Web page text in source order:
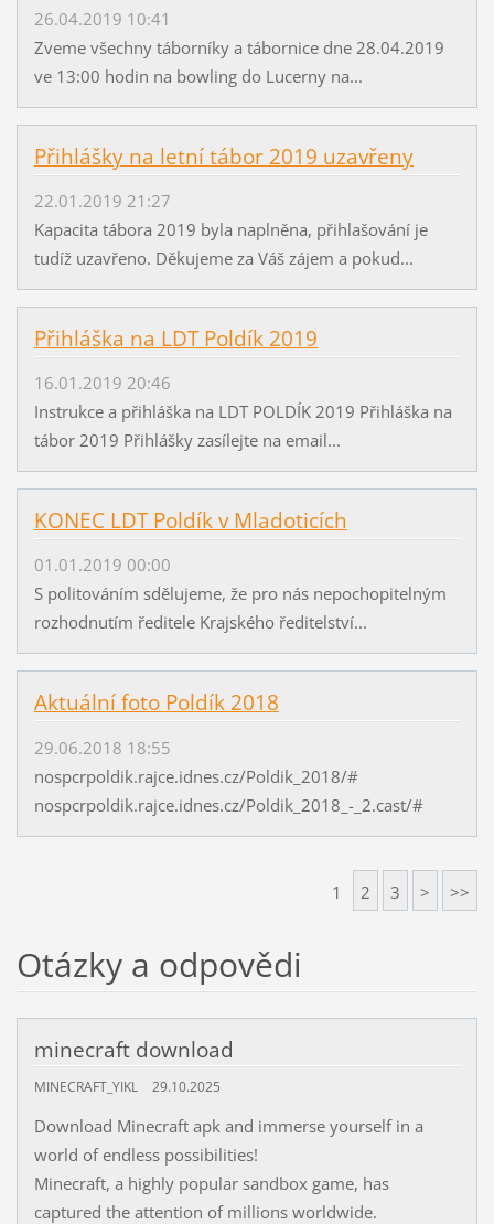
26.04.2019 10:41
Zveme všechny táborníky a tábornice dne 28.04.2019
ve 13:00 hodin na bowling do Lucerny na...
Přihlášky na letní tábor 2019 uzavřeny
22.01.2019 21:27
Kapacita tábora 2019 byla naplněna, přihlašování je
tudíž uzavřeno. Děkujeme za Váš zájem a pokud...
Přihláška na LDT Poldík 2019
16.01.2019 20:46
Instrukce a přihláška na LDT POLDÍK 2019 Přihláška na
tábor 2019 Přihlášky zasílejte na email...
KONEC LDT Poldík v Mladoticích
01.01.2019 00:00
S politováním sdělujeme, že pro nás nepochopitelným
rozhodnutím ředitele Krajského ředitelství...
Aktuální foto Poldík 2018
29.06.2018 18:55
nospcrpoldik.rajce.idnes.cz/Poldik_2018/#
nospcrpoldik.rajce.idnes.cz/Poldik_2018_-_2.cast/#
1 2 3 > >>
Otázky a odpovědi
minecraft download
MINECRAFT_YIKL 29.10.2025
Download Minecraft apk and immerse yourself in a
world of endless possibilities!
Minecraft, a highly popular sandbox game, has
captured the attention of millions worldwide.